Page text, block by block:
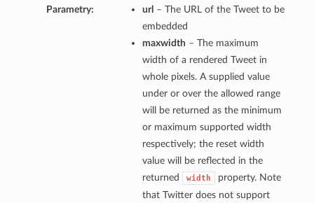
Parametry: url – The URL of the Tweet to be
embedded
maxwidth – The maximum
width of a rendered Tweet in
whole pixels. A supplied value
under or over the allowed range
will be returned as the minimum
or maximum supported width
respectively; the reset width
value will be reflected in the
returned
width
property. Note
that Twitter does not support